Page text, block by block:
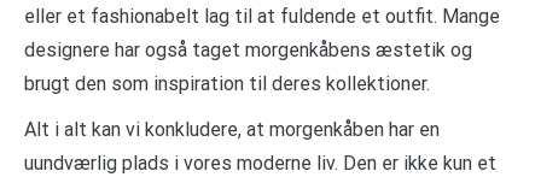
eller et fashionabelt lag til at fuldende et outfit. Mange
designere har også taget morgenkåbens æstetik og
brugt den som inspiration til deres kollektioner.
Alt i alt kan vi konkludere, at morgenkåben har en
uundværlig plads i vores moderne liv. Den er ikke kun et